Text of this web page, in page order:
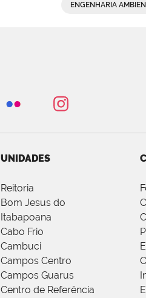
ENGENHARIA
UNIDADES
Reitoria
Bom Jesus do
Itabapoana
Cabo Frio
Cambuci
Campos Centro
Campos Guarus
Centro de Referência